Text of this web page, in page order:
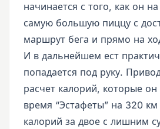
начинается с того, как он
самую большую пиццу с
маршрут бега и прямо на
И в дальнейшем ест
попадается под руку.
расчет калорий, которые
время “Эстафеты” на 320
калорий за двое с лишним